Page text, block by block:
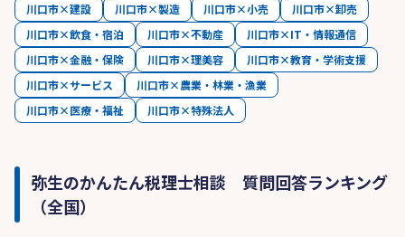
川口市×建設 川口市×製造 川口市×小売
川口市×卸売
川口市×飲食・宿泊
川口市×不動産
川口市×IT・情報通信
川口市×金融・保険
川口市×理美容
川口市×教育・学術支援
川口市×サービス
川口市×農業・林業・漁業
川口市×医療・福祉
川口市×特殊法人
弥生のかんたん税理士相談 質問回答ランキング
（全国）